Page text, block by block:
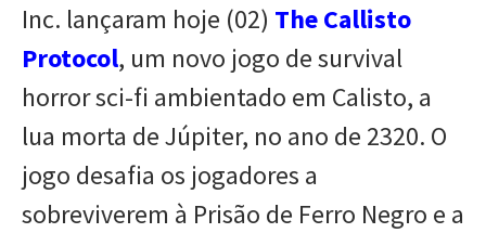
Inc. lançaram hoje (02) The Callisto
Protocol, um novo jogo de survival
horror sci-fi ambientado em Calisto, a
lua morta de Júpiter, no ano de 2320. O
jogo desafia os jogadores a
sobreviverem à Prisão de Ferro Negro e a